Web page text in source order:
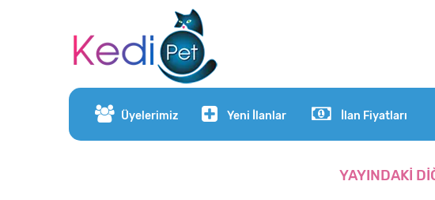
Üyelerimiz Yeni İlanlar İlan Fiyatları
YAYINDAKİ